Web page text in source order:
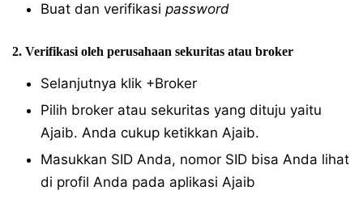
Buat dan verifikasi password
2. Verifikasi oleh perusahaan sekuritas atau broker
Selanjutnya klik +Broker
Pilih broker atau sekuritas yang dituju yaitu
Ajaib. Anda cukup ketikkan Ajaib.
Masukkan SID Anda, nomor SID bisa Anda lihat
di profil Anda pada aplikasi Ajaib